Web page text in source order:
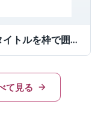
サブタイトルを枠で囲んだ文字
て見る